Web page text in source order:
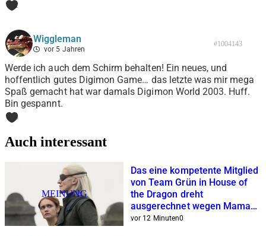
1
Wiggleman
vor 5 Jahren
#1004143
Werde ich auch dem Schirm behalten! Ein neues, und
hoffentlich gutes Digimon Game… das letzte was mir mega
Spaß gemacht hat war damals Digimon World 2003. Huff.
Bin gespannt.
0
Auch interessant
MEINUNG
Das eine kompetente Mitglied
von Team Grün in House of
the Dragon dreht
ausgerechnet wegen Mama
am Rad
vor 12 Minuten0